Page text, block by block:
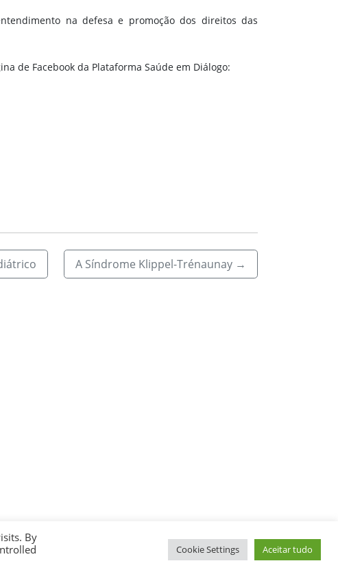
na defesa e promoção dos direitos das
de Facebook da Plataforma Saúde em Diálogo:
A Síndrome Klippel-Trénaunay →
Solve
By
Cookie Settings Aceitar tudo